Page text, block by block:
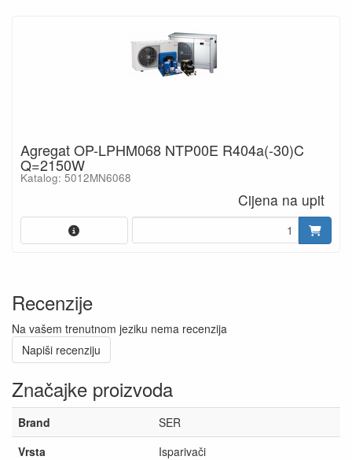
Agregat OP-LPHM068 NTP00E R404a(-30)C
Q=2150W
Katalog: 5012MN6068
Cijena na upit
Recenzije
Na vašem trenutnom jeziku nema recenzija
Napiši recenziju
Značajke proizvoda
Brand
SER
Vrsta
Isparivači